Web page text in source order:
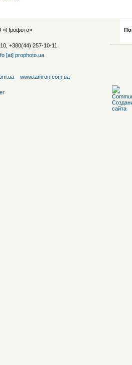
«Профото»
+380(44) 257-10-11
[at] prophoto.ua
www.tamron.com.ua